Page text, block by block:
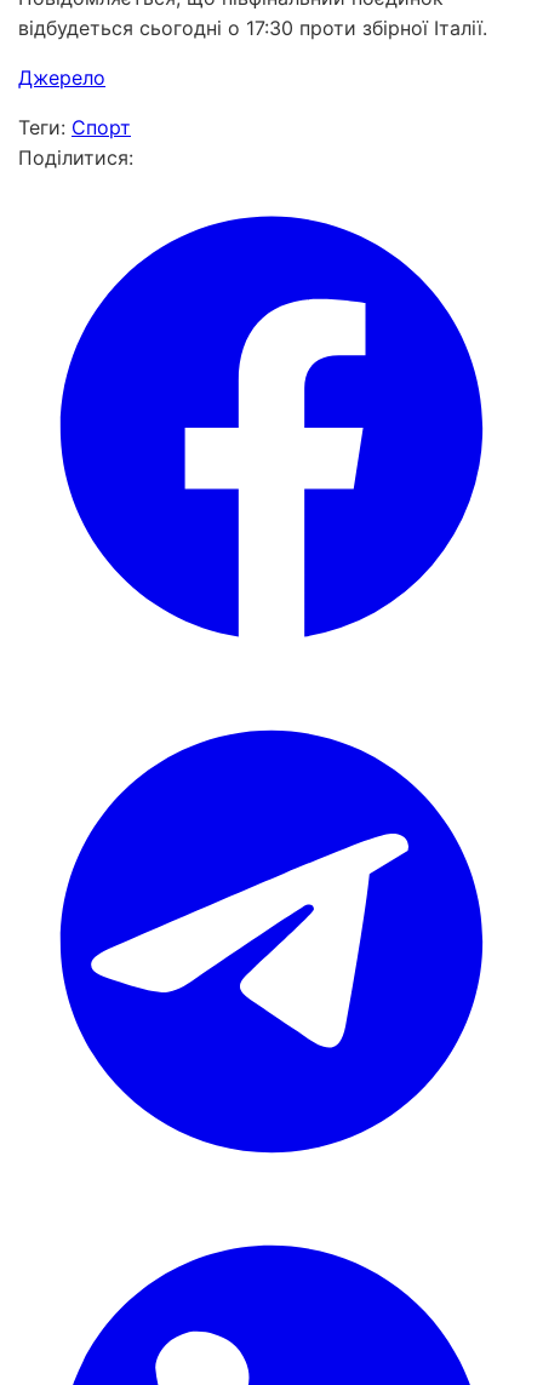
відбудеться сьогодні о 17:30 проти збірної Італії.
Джерело
Теги: Спорт
Поділитися: